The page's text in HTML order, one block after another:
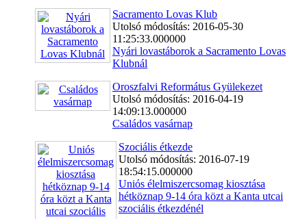
Sacramento Lovas Klub
Utolsó módosítás: 2016-05-30
11:25:33.000000
Nyári lovastáborok a Sacramento Lovas
Klubnál
Oroszfalvi Református Gyülekezet
Utolsó módosítás: 2016-04-19
14:09:13.000000
Családos vasárnap
Szociális étkezde
Utolsó módosítás: 2016-07-19
18:54:15.000000
Uniós élelmiszercsomag kiosztása
hétköznap 9-14 óra közt a Kanta utcai
szociális étkezdénél